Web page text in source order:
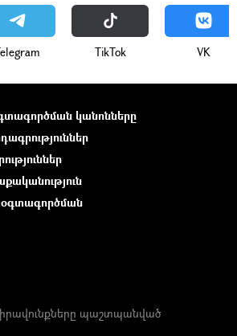
ТikТоk VK
կանոնները
օգտագործման
իրավունքները պաշտպանված